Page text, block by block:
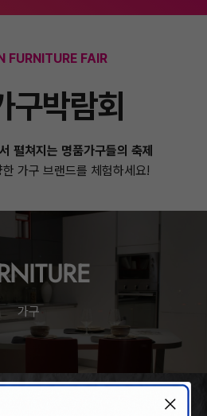
FURNITURE FAIR
구박람회
펼쳐지는 명품가구들의 축제
가구 브랜드를 체험하세요!
가구